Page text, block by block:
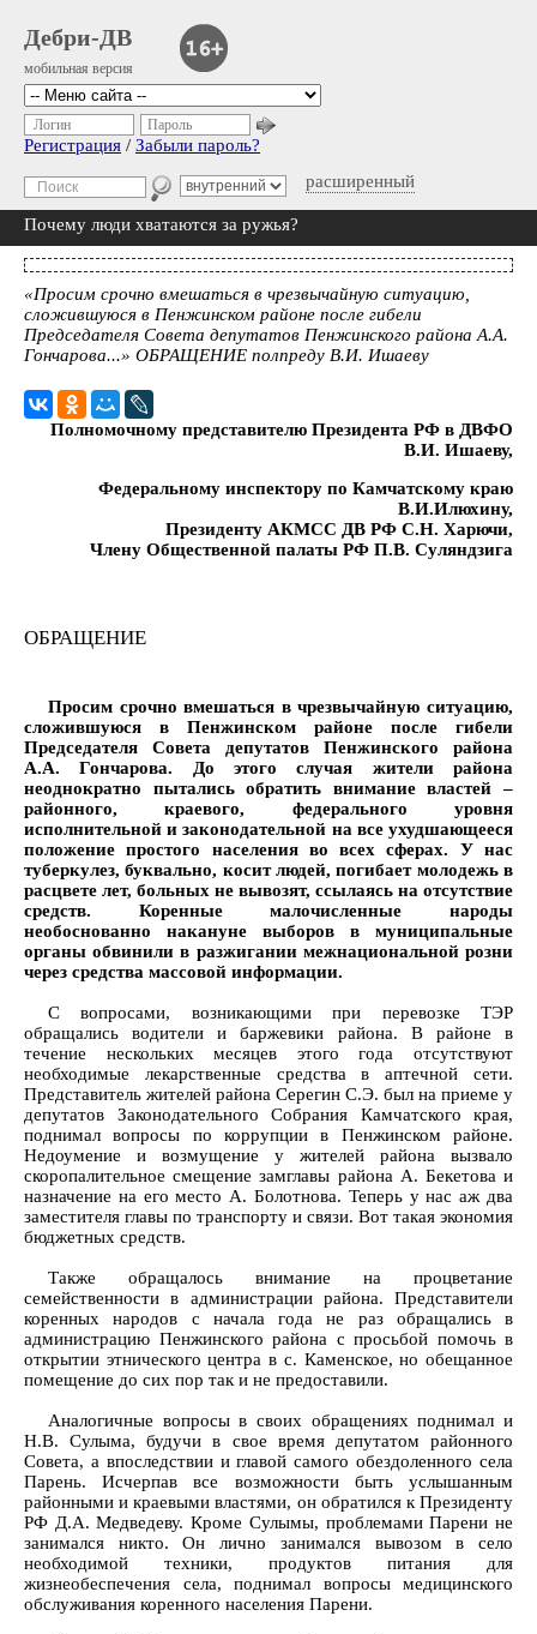
Дебри-ДВ
мобильная версия
расширенный
Логин Пароль
Регистрация / Забыли пароль?
Почему люди хватаются за ружья?
«Просим срочно вмешаться в чрезвычайную ситуацию,
сложившуюся в Пенжинском районе после гибели
Председателя Совета депутатов Пенжинского района А.А.
Гончарова...» ОБРАЩЕНИЕ полпреду В.И. Ишаеву
Полномочному представителю Президента РФ в ДВФО
В.И. Ишаеву,
Федеральному инспектору по Камчатскому краю
В.И.Илюхину,
Президенту АКМСС ДВ РФ С.Н. Харючи,
Члену Общественной палаты РФ П.В. Суляндзига
ОБРАЩЕНИЕ
Просим срочно вмешаться в чрезвычайную ситуацию,
сложившуюся в Пенжинском районе после гибели
Председателя Совета депутатов Пенжинского района
А.А. Гончарова. До этого случая жители района
неоднократно пытались обратить внимание властей –
районного, краевого, федерального уровня
исполнительной и законодательной на все ухудшающееся
положение простого населения во всех сферах. У нас
туберкулез, буквально, косит людей, погибает молодежь в
расцвете лет, больных не вывозят, ссылаясь на отсутствие
средств. Коренные малочисленные народы
необоснованно накануне выборов в муниципальные
органы обвинили в разжигании межнациональной розни
через средства массовой информации.
С вопросами, возникающими при перевозке ТЭР
обращались водители и баржевики района. В районе в
течение нескольких месяцев этого года отсутствуют
необходимые лекарственные средства в аптечной сети.
Представитель жителей района Серегин С.Э. был на приеме у
депутатов Законодательного Собрания Камчатского края,
поднимал вопросы по коррупции в Пенжинском районе.
Недоумение и возмущение у жителей района вызвало
скоропалительное смещение замглавы района А. Бекетова и
назначение на его место А. Болотнова. Теперь у нас аж два
заместителя главы по транспорту и связи. Вот такая экономия
бюджетных средств.
Также обращалось внимание на процветание
семейственности в администрации района. Представители
коренных народов с начала года не раз обращались в
администрацию Пенжинского района с просьбой помочь в
открытии этнического центра в с. Каменское, но обещанное
помещение до сих пор так и не предоставили.
Аналогичные вопросы в своих обращениях поднимал и
Н.В. Сулыма, будучи в свое время депутатом районного
Совета, а впоследствии и главой самого обездоленного села
Парень. Исчерпав все возможности быть услышанным
районными и краевыми властями, он обратился к Президенту
РФ Д.А. Медведеву. Кроме Сулымы, проблемами Парени не
занимался никто. Он лично занимался вывозом в село
необходимой техники, продуктов питания для
жизнеобеспечения села, поднимал вопросы медицинского
обслуживания коренного населения Парени.